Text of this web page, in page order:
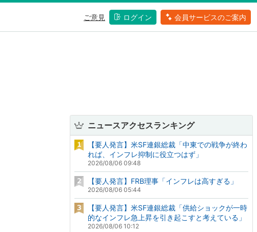
ご意見 ログイン 会員サービスのご案内
ニュースアクセスランキング
【要人発言】米SF連銀総裁「中東での戦争が終わ
れば、インフレ抑制に役立つはず」
2026/08/06 09:48
【要人発言】FRB理事「インフレは高すぎる」
2026/08/06 05:44
【要人発言】米SF連銀総裁「供給ショックが一時
的なインフレ急上昇を引き起こすと考えている」
2026/08/06 10:12